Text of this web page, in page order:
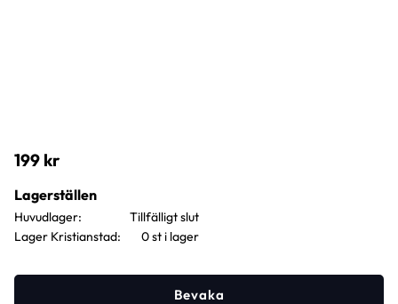
199 kr
Bevaka
Lagerställen
Huvudlager
Lager Kristianstad
0 st i lager